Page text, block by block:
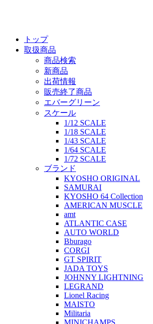
トップ
取扱商品
商品検索
新商品
出荷情報
販売終了商品
エバーグリーン
スケール
1/12 SCALE
1/18 SCALE
1/43 SCALE
1/64 SCALE
1/72 SCALE
ブランド
KYOSHO ORIGINAL
SAMURAI
KYOSHO 64 Collection
AMERICAN MUSCLE
amt
ATLANTIC CASE
AUTO WORLD
Bburago
CORGI
GT SPIRIT
JADA TOYS
JOHNNY LIGHTNING
LEGRAND
Lionel Racing
MAISTO
Militaria